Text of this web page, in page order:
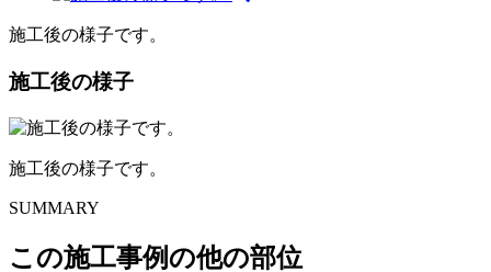
施工後の様子です。
施工後の様子
施工後の様子です。
SUMMARY
この施工事例の他の部位